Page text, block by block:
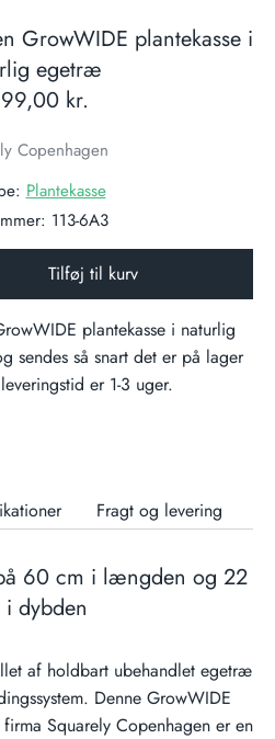
GrowWIDE plantekasse i
egetræ
kr.
Copenhagen
Plantekasse
113-6A3
Tilføj til kurv
plantekasse i naturlig
sendes så snart det er på lager
er 1-3 uger.
Fragt og levering
60 cm i længden og 22
dybden
af holdbart ubehandlet egetræ
Denne GrowWIDE
Squarely Copenhagen er en